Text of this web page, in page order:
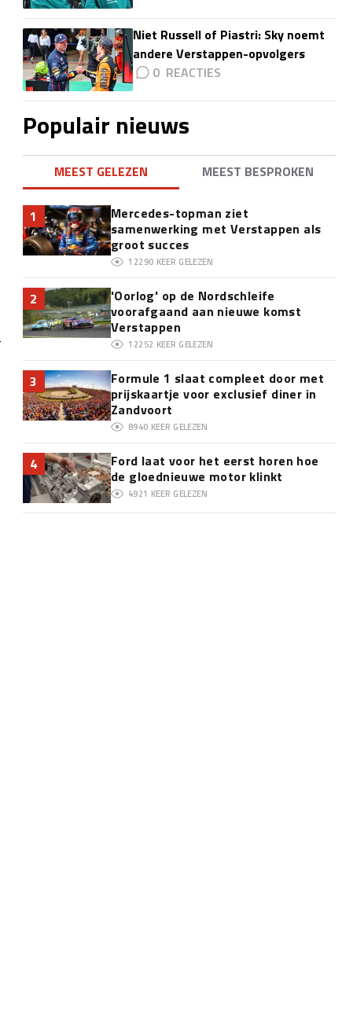
Niet Russell of Piastri: Sky noemt
andere Verstappen-opvolgers
0
Populair nieuws
MEEST GELEZEN MEEST BESPROKEN
1
Mercedes-topman ziet
samenwerking met Verstappen als
groot succes
12290 KEER GELEZEN
2
'Oorlog' op de Nordschleife
voorafgaand aan nieuwe komst
Verstappen
12252 KEER GELEZEN
3
Formule 1 slaat compleet door met
prijskaartje voor exclusief diner in
Zandvoort
8940 KEER GELEZEN
4
Ford laat voor het eerst horen hoe
de gloednieuwe motor klinkt
4921 KEER GELEZEN